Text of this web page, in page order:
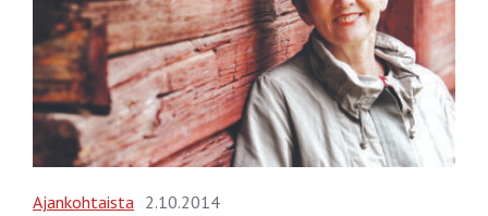
Ajankohtaista 2.10.2014